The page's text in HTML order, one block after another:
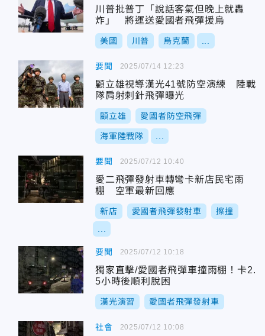
川普批普丁「說話客氣但晚上就轟
炸」 將運送愛國者飛彈援烏
美國 川普 烏克蘭
要聞
顧立雄視導漢光41號防空演練 陸戰
隊肩射刺針飛彈曝光
顧立雄 愛國者防空飛彈
海軍陸戰隊
2025/07/14 12:23
要聞
愛二飛彈發射車轉彎卡新店民宅雨
棚 空軍最新回應
新店 愛國者飛彈發射車 擦撞
2025/07/12 10:40
要聞
獨家直擊/愛國者飛彈車撞雨棚！卡2.
5小時後順利脫困
漢光演習 愛國者飛彈發射車
2025/07/12 10:18
社會 2025/07/12 10:08